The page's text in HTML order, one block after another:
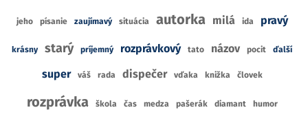
jeho písanie zaujímavý situácia autorka milá ida pravý
krásny starý príjemný rozprávkový tato názov pocit ďalší
super váš rada dispečer vďaka knižka človek
rozprávka škola čas medza pašerák diamant humor